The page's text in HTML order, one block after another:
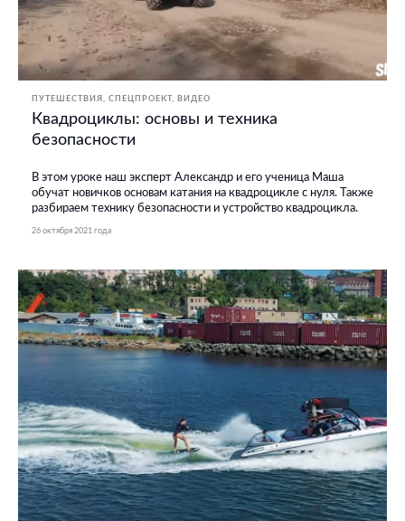
ПУТЕШЕСТВИЯ СПЕЦПРОЕКТ ВИДЕО
Квадроциклы: основы и техника
безопасности
В этом уроке наш эксперт Александр и его ученица Маша
обучат новичков основам катания на квадроцикле с нуля. Также
разбираем технику безопасности и устройство квадроцикла.
26 октября 2021 года